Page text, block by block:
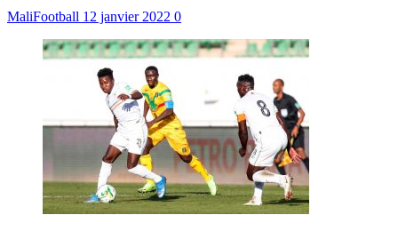
MaliFootball 12 janvier 2022 0